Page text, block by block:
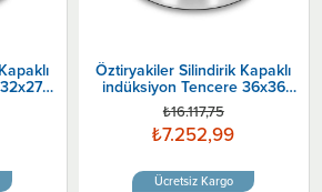
Öztiryakiler Silindirik Kapaklı
indüksiyon Tencere 36x36
Cm
₺7.252,99
₺16.117,75
Ücretsiz Kargo